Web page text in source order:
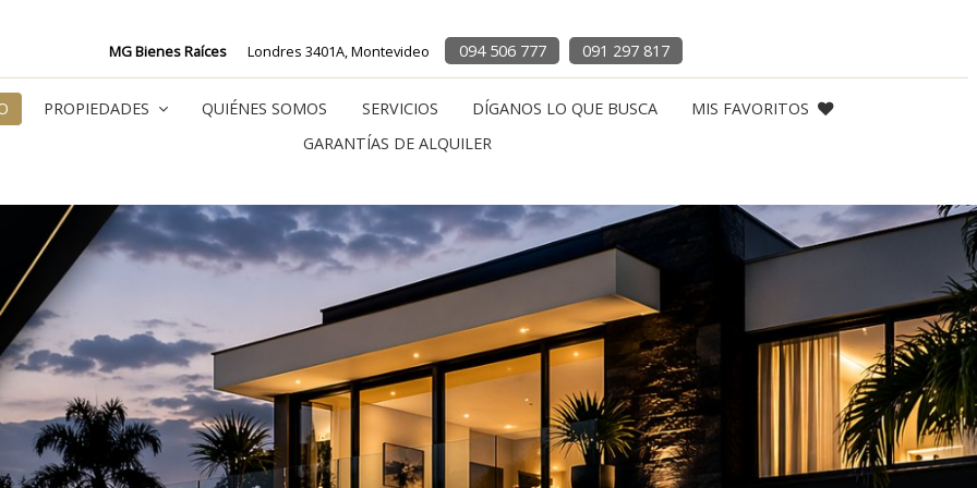
MG Bienes Raíces Londres 3401A, Montevideo 094 506 777 091 297 817
PROPIEDADES QUIÉNES SOMOS SERVICIOS DÍGANOS LO QUE BUSCA
MIS FAVORITOS
GARANTÍAS DE ALQUILER